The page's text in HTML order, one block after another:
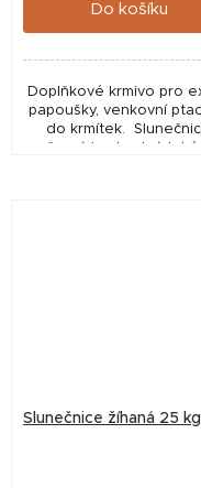
Do košíku
Doplňkové krmivo pro
papoušky, venkovní
do krmítek.
Slunečnice žíhaná 25 kg